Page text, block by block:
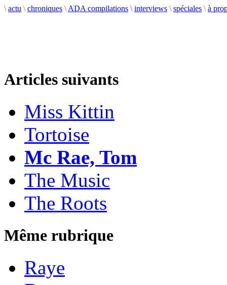
\ actu \ chroniques \ ADA compilations \ interviews \ spéciales \ à
Articles suivants
Miss Kittin
Tortoise
Mc Rae, Tom
The Music
The Roots
Même rubrique
Raye